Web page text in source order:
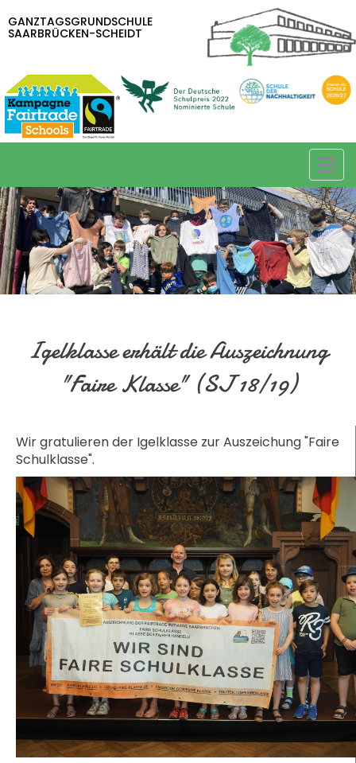
zum
Inhalt
GANZTAGSGRUNDSCHULE
SAARBRÜCKEN-SCHEIDT
Igelklasse erhält die Auszeichnung
"Faire Klasse" (SJ 18/19)
Wir gratulieren der Igelklasse zur Auszeichung "Faire
Schulklasse".